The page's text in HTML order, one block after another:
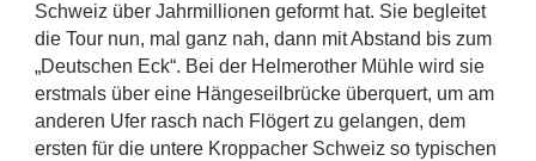
Schweiz über Jahrmillionen geformt hat. Sie begleitet
die Tour nun, mal ganz nah, dann mit Abstand bis zum
„Deutschen Eck“. Bei der Helmerother Mühle wird sie
erstmals über eine Hängeseilbrücke überquert, um am
anderen Ufer rasch nach Flögert zu gelangen, dem
ersten für die untere Kroppacher Schweiz so typischen